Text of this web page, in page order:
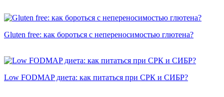
Gluten free: как бороться с непереносимостью глютена?
Low FODMAP диета: как питаться при СРК и СИБР?